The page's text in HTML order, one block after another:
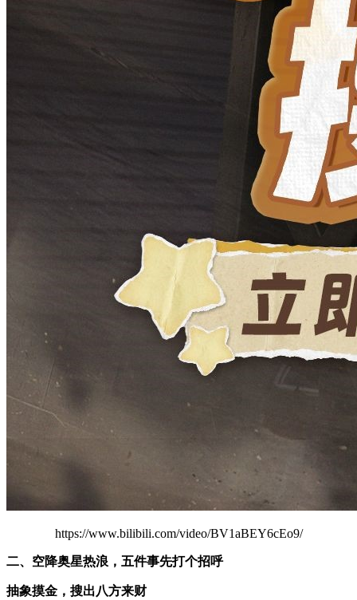
https://www.bilibili.com/video/BV1aBEY6cEo9/
二、空降奥星热浪，五件事先打个招呼
抽象摸金，搜出八方来财